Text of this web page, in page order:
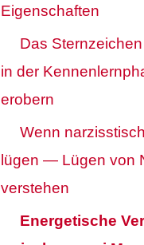
Eigenschaften
Das
in der
erobern
Wenn
lügen — Lügen von
verstehen
Energetische